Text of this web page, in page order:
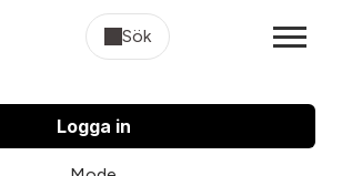
Sök
Logga in